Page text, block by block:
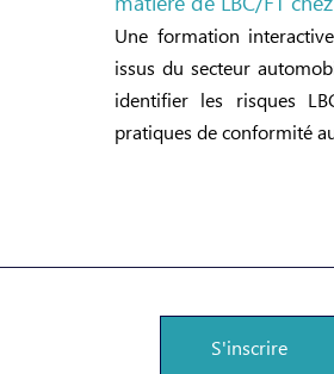
Une formation
issus du secteur
identifier les risques
pratiques de conformité
S'inscrire